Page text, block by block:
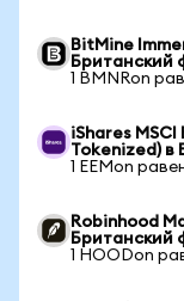
BitMine
Британский
1 BMNRon
iShares
Tokenized) в
1 EEMon
Robinhood
Британский
1 HOODon